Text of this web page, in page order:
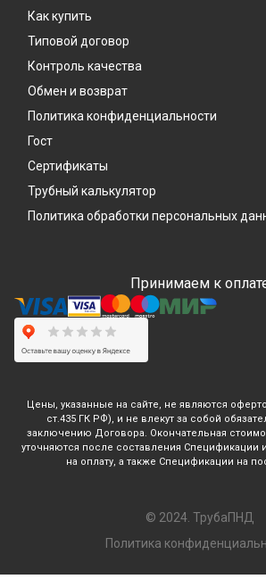
Как купить
Типовой договор
Контроль качества
Обмен и возврат
Политика конфиденциальности
Гост
Сертификаты
Трубный калькулятор
Политика обработки персональных
Принимаем к
Цены, указанные на сайте, не являются
ст.435 ГК РФ), и не влекут за собой
заключению Договора. Окончательная
уточняются после составления Спецификации
на оплату, а также Спецификации на
© 2024. ТрубаПНД
Политика